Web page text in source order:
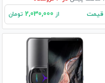
قیمت از تومان